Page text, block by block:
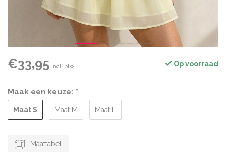
€33,95 Incl. btw Op voorraad
Maak een keuze: *
Maat S Maat M Maat L
Maattabel